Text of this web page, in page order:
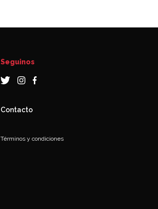
Seguinos
Contacto
Términos y condiciones